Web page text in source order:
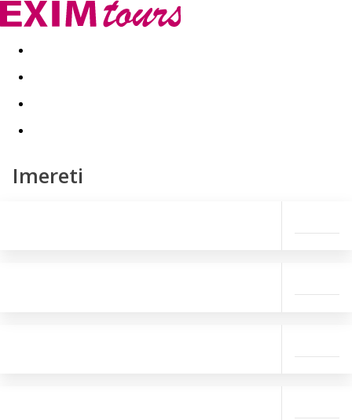
Akční nabídky Last minute
Imereti